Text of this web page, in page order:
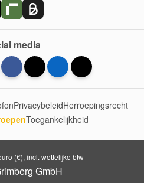
media
PrivacybeleidHerroepingsrecht
Toegankelijkheid
(€), incl. wettelijke btw
GmbH